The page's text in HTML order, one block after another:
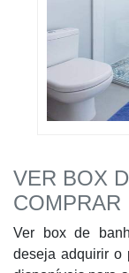
VER BOX
COMPRAR
Ver box de
deseja adquirir o